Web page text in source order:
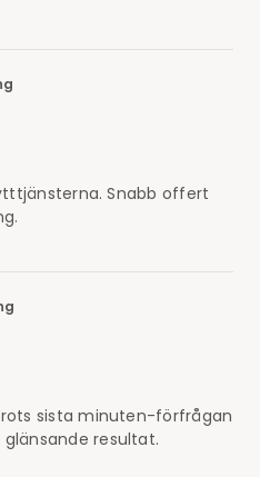
Snabb offert
sista minuten-förfrågan
resultat.